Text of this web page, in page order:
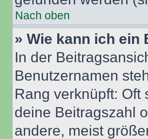
Nach oben
» Wie kann ich ein
In der
Benutzernamen
Rang verknüpft: Oft
deine Beitragszahl
andere, meist